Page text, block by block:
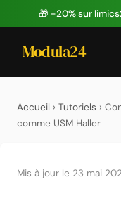
🎁 -20% sur
Modula24
Accueil › Tutoriels ›
comme USM Haller
Mis à jour le 23 mai